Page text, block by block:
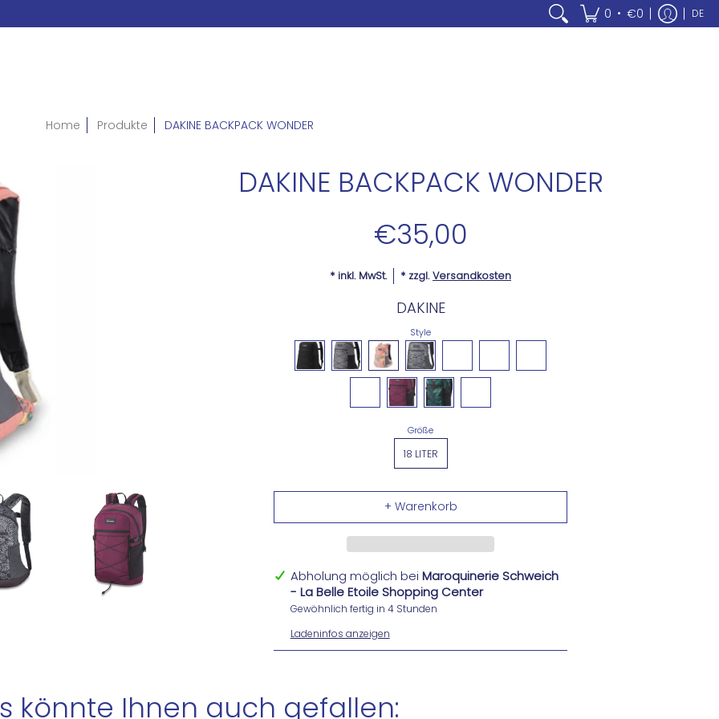
0 • €0 DE
Home Produkte DAKINE BACKPACK WONDER
DAKINE BACKPACK WONDER
€35,00
* inkl. MwSt. * zzgl.Versandkosten
DAKINE
Style
Größe
18 LITER
Abholung möglich bei Maroquinerie Schweich
- La Belle Etoile Shopping Center
Gewöhnlich fertig in 4 Stunden
Ladeninfos anzeigen
könnte Ihnen auch gefallen: